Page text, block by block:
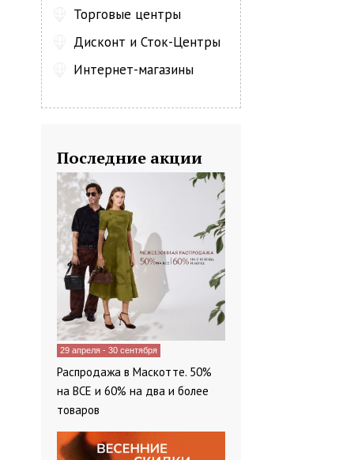
Торговые центры
Дисконт и Сток-Центры
Интернет-магазины
Последние акции
29 апреля - 30 сентября
Распродажа в Маскотте. 50%
на ВСЕ и 60% на два и более
товаров